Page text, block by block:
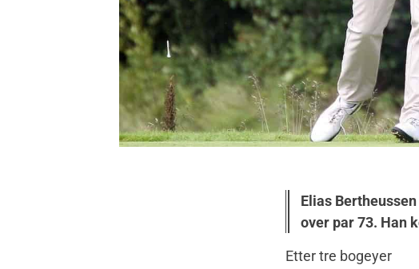
Elias
over par 73. Han
Etter tre bogeyer